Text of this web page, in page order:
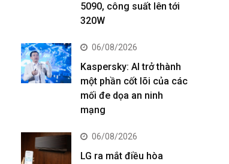
5090, công suất lên tới
320W
06/08/2026
Kaspersky: AI trở thành
một phần cốt lõi của các
mối đe dọa an ninh
mạng
06/08/2026
LG ra mắt điều hòa